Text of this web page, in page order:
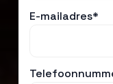
E-mailadres*